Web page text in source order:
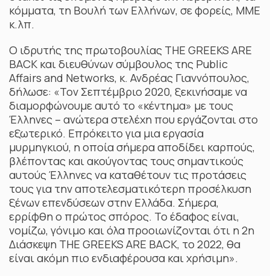
κόμματα, τη Βουλή των Ελλήνων, σε φορείς, ΜΜΕ
κ.λπ.
Ο ιδρυτής της πρωτοβουλίας THE GREEKS ARE
BACK και διευθύνων σύμβουλος της Public
Affairs and Networks, κ. Ανδρέας Γιαννόπουλος,
δήλωσε: «Τον Σεπτέμβριο 2020, ξεκινήσαμε να
διαμορφώνουμε αυτό το «κέντημα» με τους
Έλληνες – ανώτερα στελέχη που εργάζονται στο
εξωτερικό. Επρόκειτο για μια εργασία
μυρμηγκιού, η οποία σήμερα αποδίδει καρπούς,
βλέποντας και ακούγοντας τους σημαντικούς
αυτούς Έλληνες να καταθέτουν τις προτάσεις
τους για την αποτελεσματικότερη προσέλκυση
ξένων επενδύσεων στην Ελλάδα. Σήμερα,
ερρίφθη ο πρώτος σπόρος. Το έδαφος είναι,
νομίζω, γόνιμο και όλα προοιωνίζονται ότι η 2η
Διάσκεψη THE GREEKS ARE BACK, το 2022, θα
είναι ακόμη πιο ενδιαφέρουσα και χρήσιμη».